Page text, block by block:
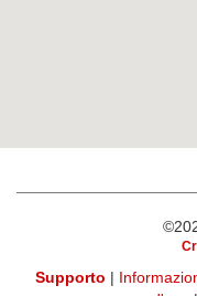
Supporto |